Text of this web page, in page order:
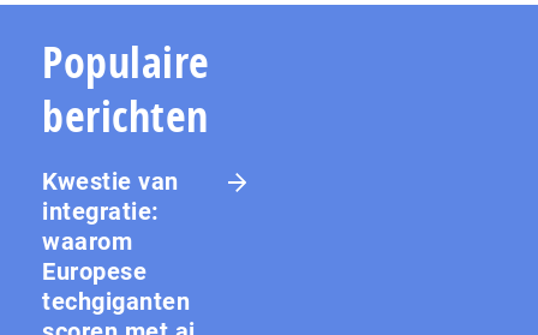
Populaire
berichten
Kwestie van
integratie:
waarom
Europese
techgiganten